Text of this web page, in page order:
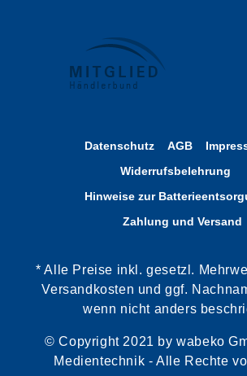
Datenschutz AGB
Widerrufsbelehrung
Hinweise zur
Zahlung und Versand
* Alle Preise inkl. gesetzl.
Versandkosten und ggf.
wenn nicht anders
© Copyright 2021 by wabeko
Medientechnik - Alle Rechte